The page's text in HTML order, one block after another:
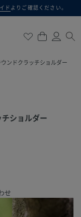
ド よりご確認ください。
ンドクラッチショルダー
ショルダー
せ